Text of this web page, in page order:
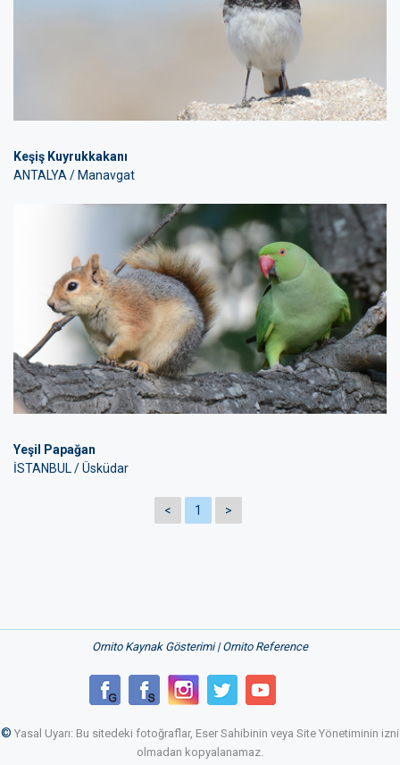
Keşiş Kuyrukkakanı
ANTALYA / Manavgat
Yeşil Papağan
İSTANBUL / Üsküdar
< 1 >
Ornito Kaynak Gösterimi | Ornito Reference
© Yasal Uyarı: Bu sitedeki fotoğraflar, Eser Sahibinin veya Site Yönetiminin izni
olmadan kopyalanamaz.